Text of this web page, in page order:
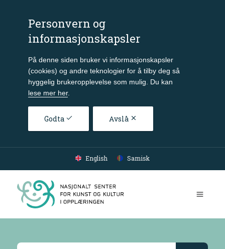
Personvern og
informasjonskapsler
På denne siden bruker vi informasjonskapsler
(cookies) og andre teknologier for å tilby deg så
hyggelig brukeropplevelse som mulig. Du kan
lese mer her.
Godta Avslå
Gå til hovedinnhold
English Samisk
Søkeresultater